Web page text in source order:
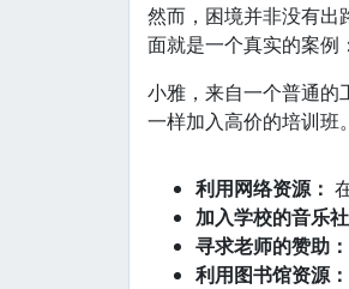
然而，困境并非没有出
面就是一个真实的案例：
小雅，来自一个普通的
一样加入高价的培训班
利用网络资源：
加入学校的音乐社
寻求老师的赞助：
利用图书馆资源：